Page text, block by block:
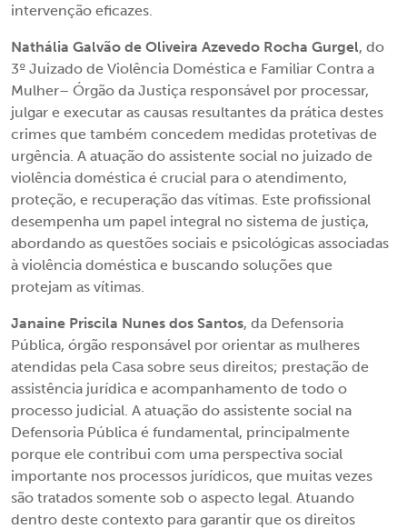
intervenção eficazes.
Nathália Galvão de Oliveira Azevedo Rocha Gurgel, do
3º Juizado de Violência Doméstica e Familiar Contra a
Mulher– Órgão da Justiça responsável por processar,
julgar e executar as causas resultantes da prática destes
crimes que também concedem medidas protetivas de
urgência. A atuação do assistente social no juizado de
violência doméstica é crucial para o atendimento,
proteção, e recuperação das vítimas. Este profissional
desempenha um papel integral no sistema de justiça,
abordando as questões sociais e psicológicas associadas
à violência doméstica e buscando soluções que
protejam as vítimas.
Janaine Priscila Nunes dos Santos, da Defensoria
Pública, órgão responsável por orientar as mulheres
atendidas pela Casa sobre seus direitos; prestação de
assistência jurídica e acompanhamento de todo o
processo judicial. A atuação do assistente social na
Defensoria Pública é fundamental, principalmente
porque ele contribui com uma perspectiva social
importante nos processos jurídicos, que muitas vezes
são tratados somente sob o aspecto legal. Atuando
dentro deste contexto para garantir que os direitos